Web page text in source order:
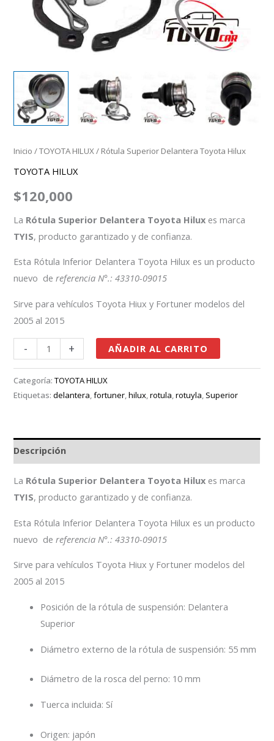
Inicio /TOYOTA HILUX/ Rótula Superior Delantera Toyota Hilux
TOYOTA HILUX
$120,000
La Rótula Superior Delantera Toyota Hilux es marca
TYIS, producto garantizado y de confianza.
Esta Rótula Inferior Delantera Toyota Hilux es un producto
nuevo dereferencia N°.: 43310-09015
Sirve para vehículos Toyota Hiux y Fortuner modelos del
2005 al 2015
- + AÑADIR AL CARRITO
Categoría:TOYOTA HILUX
Etiquetas:delantera,fortuner,hilux,rotula,rotuyla, Superior
Descripción
La Rótula Superior Delantera Toyota Hilux es marca
TYIS, producto garantizado y de confianza.
Esta Rótula Inferior Delantera Toyota Hilux es un producto
nuevo dereferencia N°.: 43310-09015
Sirve para vehículos Toyota Hiux y Fortuner modelos del
2005 al 2015
Posición de la rótula de suspensión: Delantera
Superior
Diámetro externo de la rótula de suspensión: 55 mm
Diámetro de la rosca del perno: 10 mm
Tuerca incluida: Sí
Origen: japón